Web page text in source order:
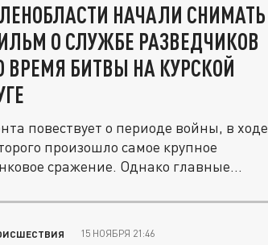
НАЧАЛИ СНИМАТЬ
О СЛУЖБЕ РАЗВЕДЧИКОВ
ВРЕМЯ БИТВЫ НА КУРСКОЙ
повествует о периоде войны, в ходе
произошло самое крупное
сражение. Однако главные...
15 НОЯБРЯ 21:46